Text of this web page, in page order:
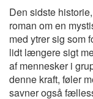
Den sidste
roman om en
med ytrer sig som
lidt længere sigt
af mennesker i
denne kraft, føler
savner også